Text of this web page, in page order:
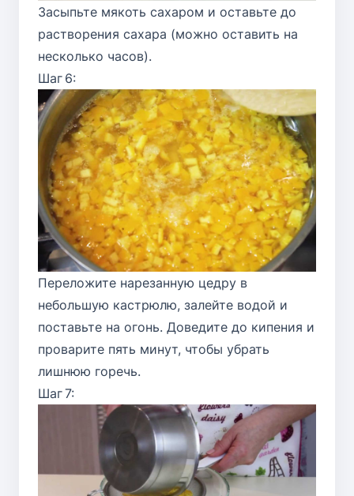
Засыпьте мякоть сахаром и оставьте до
растворения сахара (можно оставить на
несколько часов).
Шаг 6:
Переложите нарезанную цедру в
небольшую кастрюлю, залейте водой и
поставьте на огонь. Доведите до кипения и
проварите пять минут, чтобы убрать
лишнюю горечь.
Шаг 7: